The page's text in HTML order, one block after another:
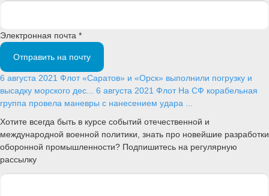
Электронная почта *
Отправить на почту
6 августа 2021 Флот «Саратов» и «Орск» выполнили погрузку и
высадку морского дес... 6 августа 2021 Флот На СФ корабельная
группа провела маневры с нанесением удара ...
Хотите всегда быть в курсе событий отечественной и
международной военной политики, знать про новейшие разработки
оборонной промышленности? Подпишитесь на регулярную
рассылку